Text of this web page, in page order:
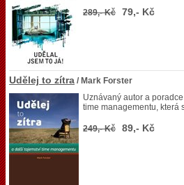
289,- Kč 79,- Kč
Udělej to zítra / Mark Forster
Uznávaný autor a
time managementu, která
249,- Kč 89,- Kč